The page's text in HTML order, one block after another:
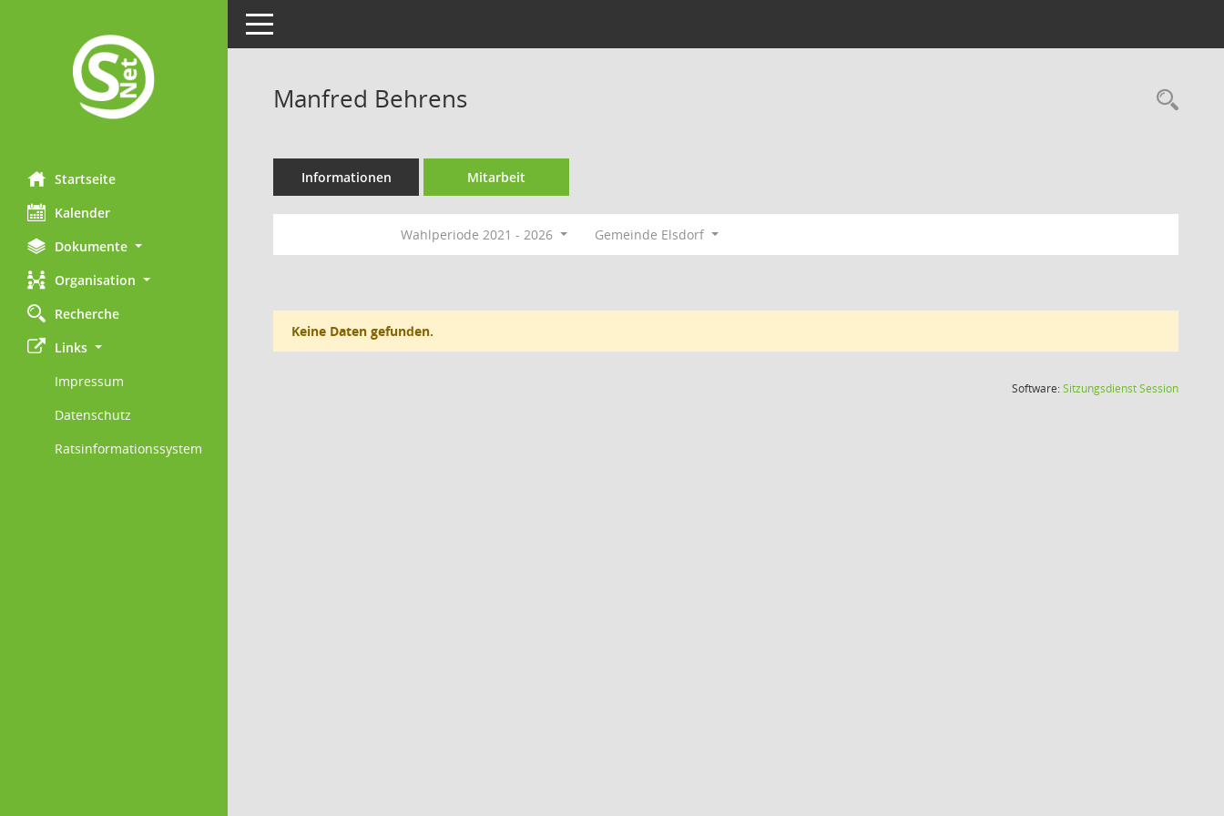
Startseite
Kalender
Dokumente
Organisation
Recherche
Links
Impressum
Datenschutz
Ratsinformationssystem
Toggle navigation
Manfred Behrens
Informationen Mitarbeit
Wahlperiode 2021 - 2026 Gemeinde Elsdorf
Keine Daten gefunden.
Software:SitzungsdienstSession(Wird in